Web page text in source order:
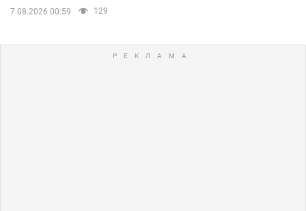
7.08.2026 00:59 129